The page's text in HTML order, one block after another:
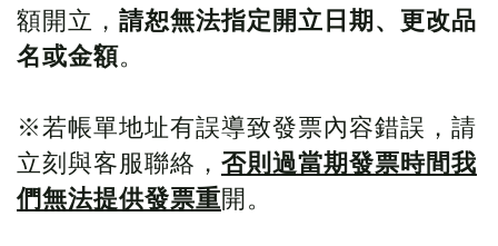
額開立， 請恕無法指定開立日期、更改品
名或金額。
※若帳單地址有誤導致發票內容錯誤，請
立刻與客服聯絡， 否則過當期發票時間我
們無法提供發票重開。